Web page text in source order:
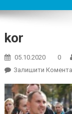
kor
05.10.2020 0
Залишити